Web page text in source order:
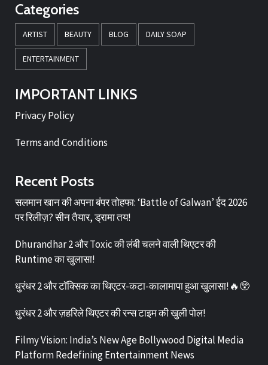
Categories
ARTIST BEAUTY BLOG DAILY SOAP
ENTERTAINMENT
IMPORTANT LINKS
Privacy Policy
Terms and Conditions
Recent Posts
सलमान खान की अपना बंपर तोहफा: ‘Battle of Galwan’ ईद 2026
पर रिलीज़? सीन तैयार, ड्रामा तय!
Dhurandhar 2 और Toxic की लंबी चलने वाली थिएटर की
Runtime का खुलासा!
धुरंधर 2 और टॉक्सिक का थिएटर-कटा-कालामापा हुआ खुलासा!🔥😲
धुरंधर 2 और ज़हरिले थिएटर की रन्स टाइम की खुली पोल!
Filmy Vision: India’s New Age Bollywood Digital Media
Platform Redefining Entertainment News